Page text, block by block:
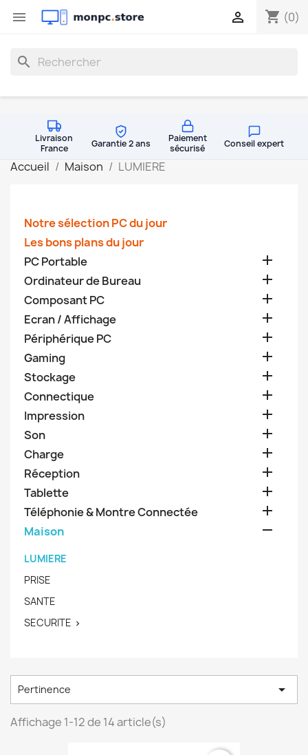
 shopping_cart (0)

search
Livraison
France
Garantie 2 ans
Paiement
sécurisé
Conseil expert
Accueil Maison LUMIERE
Notre sélection PC du jour
Les bons plans du jour
PC Portable

Ordinateur de Bureau 
Composant PC 
Ecran / Affichage 
Périphérique PC 
Gaming 
Stockage 
Connectique 
Impression 
Son 
Charge 
Réception 
Tablette 
Téléphonie & Montre Connectée 
Maison 
LUMIERE
PRISE
SANTE
SECURITE 
Pertinence 
Affichage 1-12 de 14 article(s)